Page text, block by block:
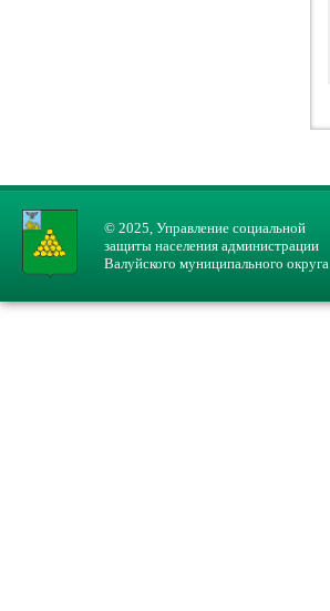
© 2025, Управление социальной
защиты населения администрации
Валуйского муниципального округа